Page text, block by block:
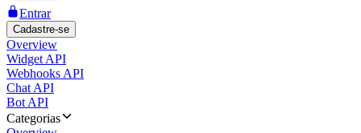
Entrar
Cadastre-se
Overview
Widget API
Webhooks API
Chat API
Bot API
Categorias